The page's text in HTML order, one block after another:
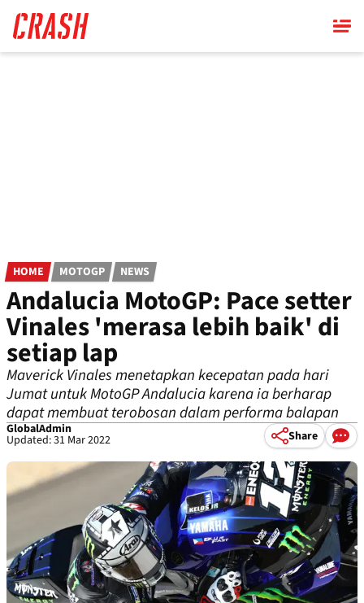
main
content
HOME MOTOGP NEWS
Andalucia MotoGP: Pace setter
Vinales 'merasa lebih baik' di
setiap lap
Maverick Vinales menetapkan kecepatan pada hari
Jumat untuk MotoGP Andalucia karena ia berharap
dapat membuat terobosan dalam performa balapan
GlobalAdmin
Updated: 31 Mar 2022 Share